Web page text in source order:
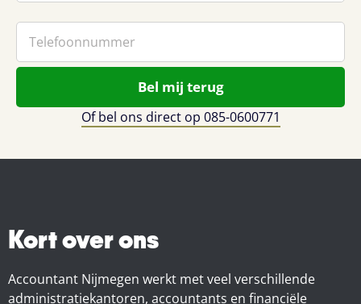
Of bel ons direct op 085-0600771
Kort over ons
Accountant Nijmegen werkt met veel verschillende
administratiekantoren, accountants en financiële